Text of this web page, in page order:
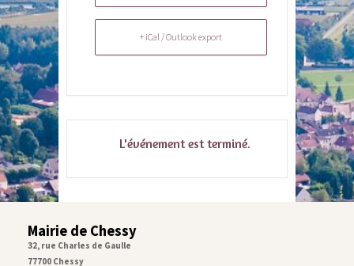
+ iCal / Outlook export
L'événement est terminé.
Mairie de Chessy
32, rue Charles de Gaulle
77700 Chessy